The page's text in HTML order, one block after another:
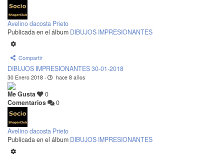
Avelino dacosta Prieto
Publicada en el álbum DIBUJOS IMPRESIONANTES
Compartir
DIBUJOS IMPRESIONANTES 30-01-2018
30 Enero 2018 · hace 8 años
Me Gusta
0
Comentarios
0
Avelino dacosta Prieto
Publicada en el álbum DIBUJOS IMPRESIONANTES